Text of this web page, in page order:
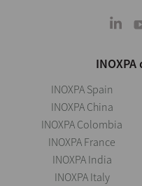
INOXPA Spain
INOXPA China
INOXPA Colombia
INOXPA France
INOXPA India
INOXPA Italy